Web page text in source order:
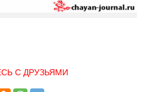
С ДРУЗЬЯМИ